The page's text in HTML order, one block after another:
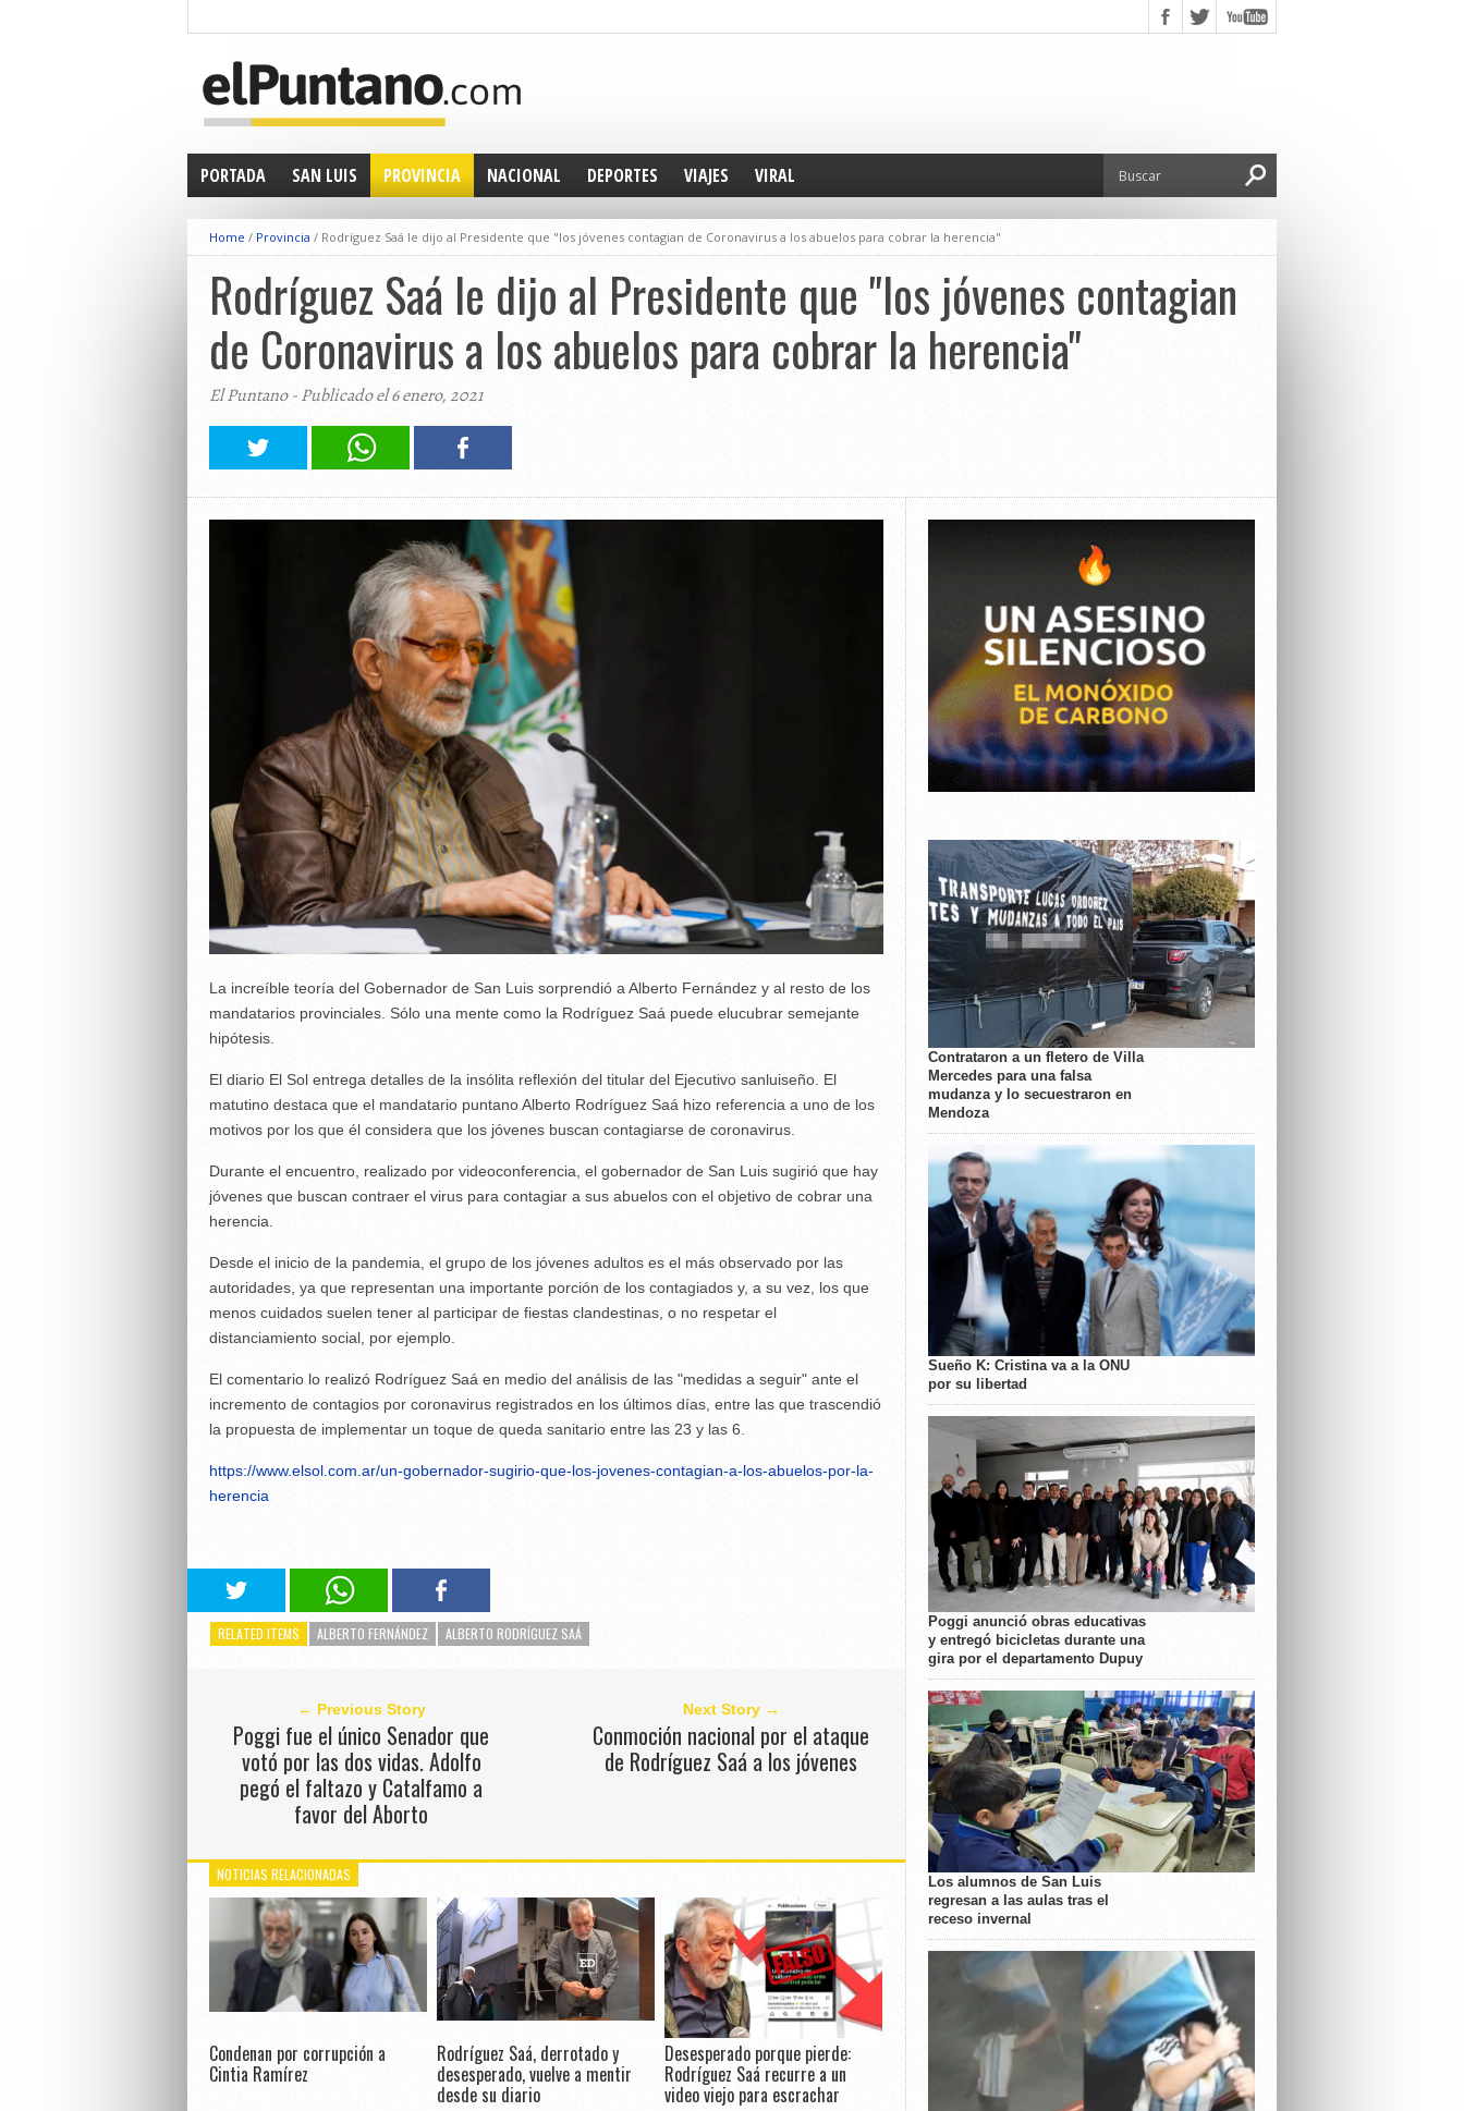
PORTADA SAN LUIS PROVINCIA NACIONAL DEPORTES VIAJES VIRAL
Home / Provincia / Rodríguez Saá le dijo al Presidente que "los jóvenes contagian de Coronavirus a los abuelos para cobrar la herencia"
Rodríguez Saá le dijo al Presidente que "los jóvenes contagian
de Coronavirus a los abuelos para cobrar la herencia"
El Puntano - Publicado el 6 enero, 2021
La increíble teoría del Gobernador de San Luis sorprendió a Alberto Fernández y al resto de los
mandatarios provinciales. Sólo una mente como la Rodríguez Saá puede elucubrar semejante
hipótesis.
El diario El Sol entrega detalles de la insólita reflexión del titular del Ejecutivo sanluiseño. El
matutino destaca que el mandatario puntano Alberto Rodríguez Saá hizo referencia a uno de los
motivos por los que él considera que los jóvenes buscan contagiarse de coronavirus.
Durante el encuentro, realizado por videoconferencia, el gobernador de San Luis sugirió que hay
jóvenes que buscan contraer el virus para contagiar a sus abuelos con el objetivo de cobrar una
herencia.
Desde el inicio de la pandemia, el grupo de los jóvenes adultos es el más observado por las
autoridades, ya que representan una importante porción de los contagiados y, a su vez, los que
menos cuidados suelen tener al participar de fiestas clandestinas, o no respetar el
distanciamiento social, por ejemplo.
El comentario lo realizó Rodríguez Saá en medio del análisis de las "medidas a seguir" ante el
incremento de contagios por coronavirus registrados en los últimos días, entre las que trascendió
la propuesta de implementar un toque de queda sanitario entre las 23 y las 6.
https://www.elsol.com.ar/un-gobernador-sugirio-que-los-jovenes-contagian-a-los-abuelos-por-la-
herencia
RELATED ITEMS ALBERTO FERNÁNDEZ ALBERTO RODRÍGUEZ SAÁ
← Previous Story
Poggi fue el único Senador que
votó por las dos vidas. Adolfo
pegó el faltazo y Catalfamo a
favor del Aborto
Next Story →
Conmoción nacional por el ataque
de Rodríguez Saá a los jóvenes
NOTICIAS RELACIONADAS
Condenan por corrupción a
Cintia Ramírez
Rodríguez Saá, derrotado y
desesperado, vuelve a mentir
desde su diario
Desesperado porque pierde:
Rodríguez Saá recurre a un
video viejo para escrachar
Contrataron a un fletero de Villa
Mercedes para una falsa
mudanza y lo secuestraron en
Mendoza
Sueño K: Cristina va a la ONU
por su libertad
Poggi anunció obras educativas
y entregó bicicletas durante una
gira por el departamento Dupuy
Los alumnos de San Luis
regresan a las aulas tras el
receso invernal